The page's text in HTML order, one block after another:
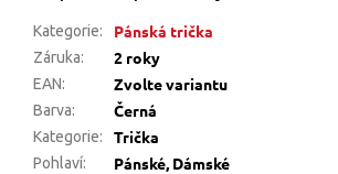
Kategorie: Pánská trička
Záruka: 2 roky
EAN: Zvolte variantu
Barva: Černá
Kategorie: Trička
Pohlaví: Pánské, Dámské